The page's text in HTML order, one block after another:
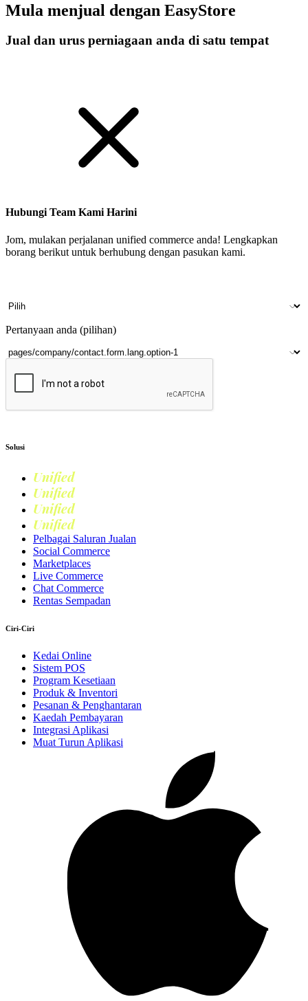
Mula menjual dengan EasyStore
Jual dan urus perniagaan anda di satu tempat
Hubungi Team Kami Harini
Jom, mulakan perjalanan unified commerce anda! Lengkapkan
borang berikut untuk berhubung dengan pasukan kami.
Nombor telefon bimbit
Pertanyaan anda (pilihan)
Solusi
Unified
Unified
Unified
Unified
Pelbagai Saluran Jualan
Social Commerce
Marketplaces
Live Commerce
Chat Commerce
Rentas Sempadan
Ciri-Ciri
Kedai Online
Sistem POS
Program Kesetiaan
Produk & Inventori
Pesanan & Penghantaran
Kaedah Pembayaran
Integrasi Aplikasi
Muat Turun Aplikasi